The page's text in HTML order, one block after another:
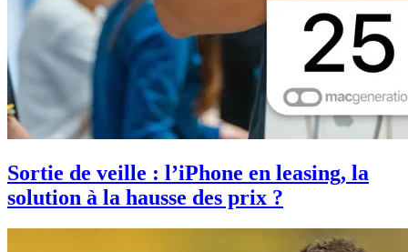
Sortie de veille : l’iPhone en leasing, la
solution à la hausse des prix ?